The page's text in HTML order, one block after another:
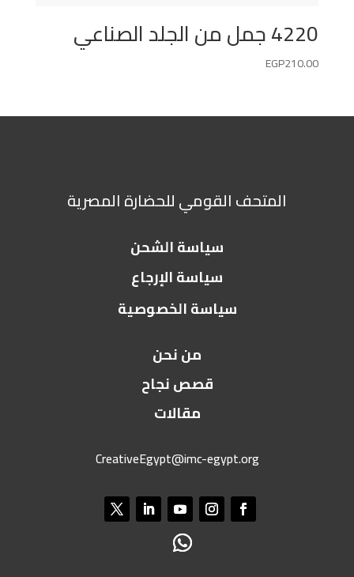
4220 جمل من الجلد الصناعي
EGP210.00
المتحف القومي للحضارة المصرية
سياسة الشحن
سياسة الإرجاع
سياسة الخصوصية
من نحن
قصص نجاح
مقالات
CreativeEgypt@imc-egypt.org